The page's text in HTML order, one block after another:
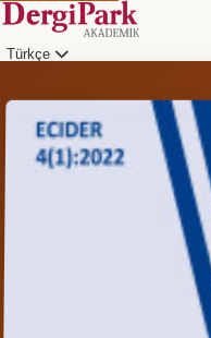
Türkçe